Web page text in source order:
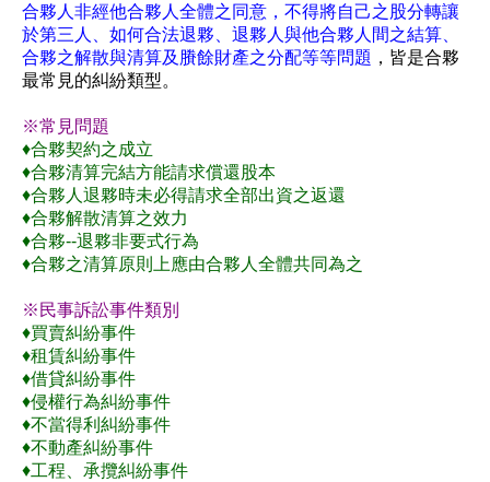
合夥人非經他合夥人全體之同意，不得將自己之股分轉讓
於第三人、如何合法退夥、退夥人與他合夥人間之結算、
合夥之解散與清算及賸餘財產之分配等等問題 ，皆是合夥
最常見的糾紛類型。
※常見問題
♦合夥契約之成立
♦合夥清算完結方能請求償還股本
♦合夥人退夥時未必得請求全部出資之返還
♦合夥解散清算之效力
♦合夥--退夥非要式行為
♦合夥之清算原則上應由合夥人全體共同為之
※民事訴訟事件類別
♦買賣糾紛事件
♦租賃糾紛事件
♦借貸糾紛事件
♦侵權行為糾紛事件
♦不當得利糾紛事件
♦不動產糾紛事件
♦工程、承攬糾紛事件